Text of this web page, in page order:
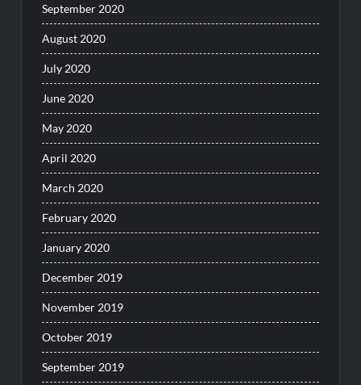
September 2020
August 2020
July 2020
June 2020
May 2020
April 2020
March 2020
February 2020
January 2020
December 2019
November 2019
October 2019
September 2019